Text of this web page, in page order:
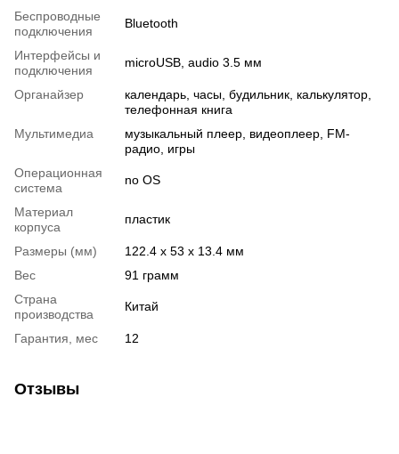
Беспроводные
подключения
Bluetooth
Интерфейсы и
подключения
microUSB, audio 3.5 мм
Органайзер
календарь, часы, будильник, калькулятор,
телефонная книга
Мультимедиа
музыкальный плеер, видеоплеер, FM-
радио, игры
Операционная
система
no OS
Материал
корпуса
пластик
Размеры (мм)
122.4 x 53 x 13.4 мм
Вес
91 грамм
Страна
производства
Китай
Гарантия, мес 12
Отзывы